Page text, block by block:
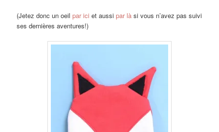
(Jetez donc un oeilpar ici et aussipar là si vous n’avez pas suivi
ses dernières aventures!)